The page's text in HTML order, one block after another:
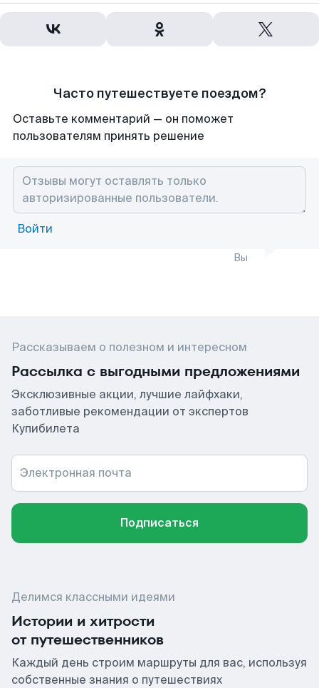
Часто путешествуете поездом?
Оставьте комментарий — он поможет
пользователям принять решение
Войти
Вы
Рассказываем о полезном и интересном
Рассылка с выгодными предложениями
Эксклюзивные акции, лучшие лайфхаки,
заботливые рекомендации от экспертов
Купибилета
Электронная почта
Подписаться
Делимся классными идеями
Истории и хитрости
от путешественников
Каждый день строим маршруты для вас, используя
собственные знания о путешествиях